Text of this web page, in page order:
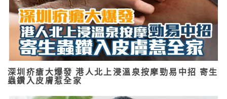
深圳疥瘡大爆發 港人北上浸溫泉按摩勁易中招 寄生
蟲鑽入皮膚惹全家